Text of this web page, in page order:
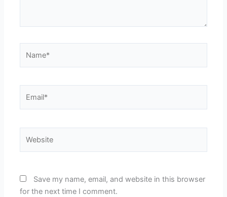
Save my name, email, and website in this browser
for the next time I comment.